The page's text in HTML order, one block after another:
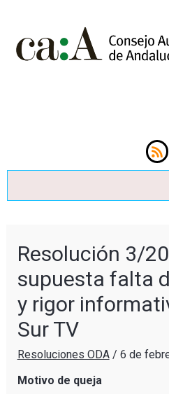
Resolución 3/
supuesta falta
y rigor
Sur TV
Resoluciones ODA/ 6 de
Motivo de queja